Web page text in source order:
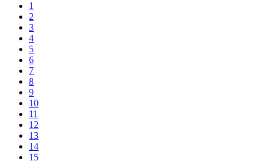
1
2
3
4
5
6
7
8
9
10
11
12
13
14
15